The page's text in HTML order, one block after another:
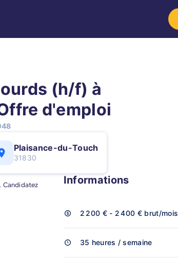
(h/f) à
d'emploi
Plaisance-du-Touch
31830
Candidatez
Informations
2 200 € - 2 400 € brut/mois
35 heures / semaine